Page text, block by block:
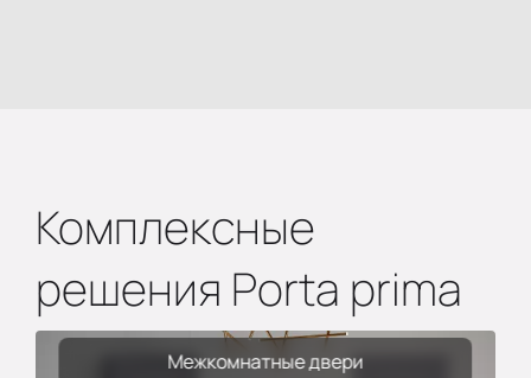
Комплексные
решения Porta prima
Межкомнатные двери